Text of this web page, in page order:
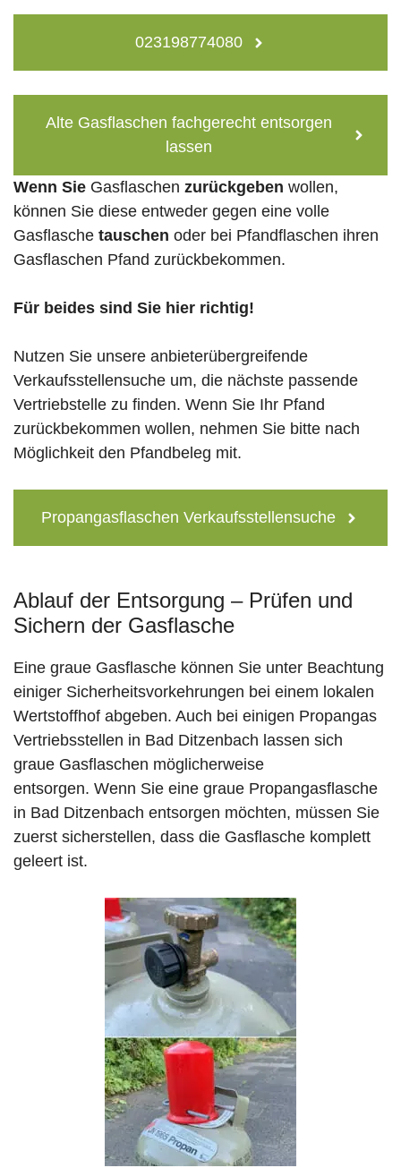
023198774080
Alte Gasflaschen fachgerecht entsorgen
lassen
Wenn Sie Gasflaschen zurückgeben wollen,
können Sie diese entweder gegen eine volle
Gasflasche tauschen oder bei Pfandflaschen ihren
Gasflaschen Pfand zurückbekommen.
Für beides sind Sie hier richtig!
Nutzen Sie unsere anbieterübergreifende
Verkaufsstellensuche um, die nächste passende
Vertriebstelle zu finden. Wenn Sie Ihr Pfand
zurückbekommen wollen, nehmen Sie bitte nach
Möglichkeit den Pfandbeleg mit.
Propangasflaschen Verkaufsstellensuche
Ablauf der Entsorgung – Prüfen und
Sichern der Gasflasche
Eine graue Gasflasche können Sie unter Beachtung
einiger Sicherheitsvorkehrungen bei einem lokalen
Wertstoffhof abgeben. Auch bei einigen Propangas
Vertriebsstellen in Bad Ditzenbach lassen sich
graue Gasflaschen möglicherweise
entsorgen. Wenn Sie eine graue Propangasflasche
in Bad Ditzenbach entsorgen möchten, müssen Sie
zuerst sicherstellen, dass die Gasflasche komplett
geleert ist.